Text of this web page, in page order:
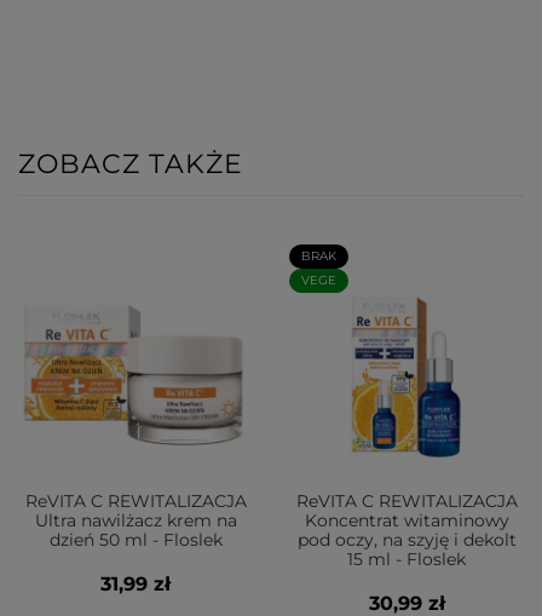
ZOBACZ TAKŻE
ReVITA C REWITALIZACJA
Ultra nawilżacz krem na
dzień 50 ml - Floslek
31,99 zł
BRAK
VEGE
ReVITA C REWITALIZACJA
Koncentrat witaminowy
pod oczy, na szyję i dekolt
15 ml - Floslek
30,99 zł